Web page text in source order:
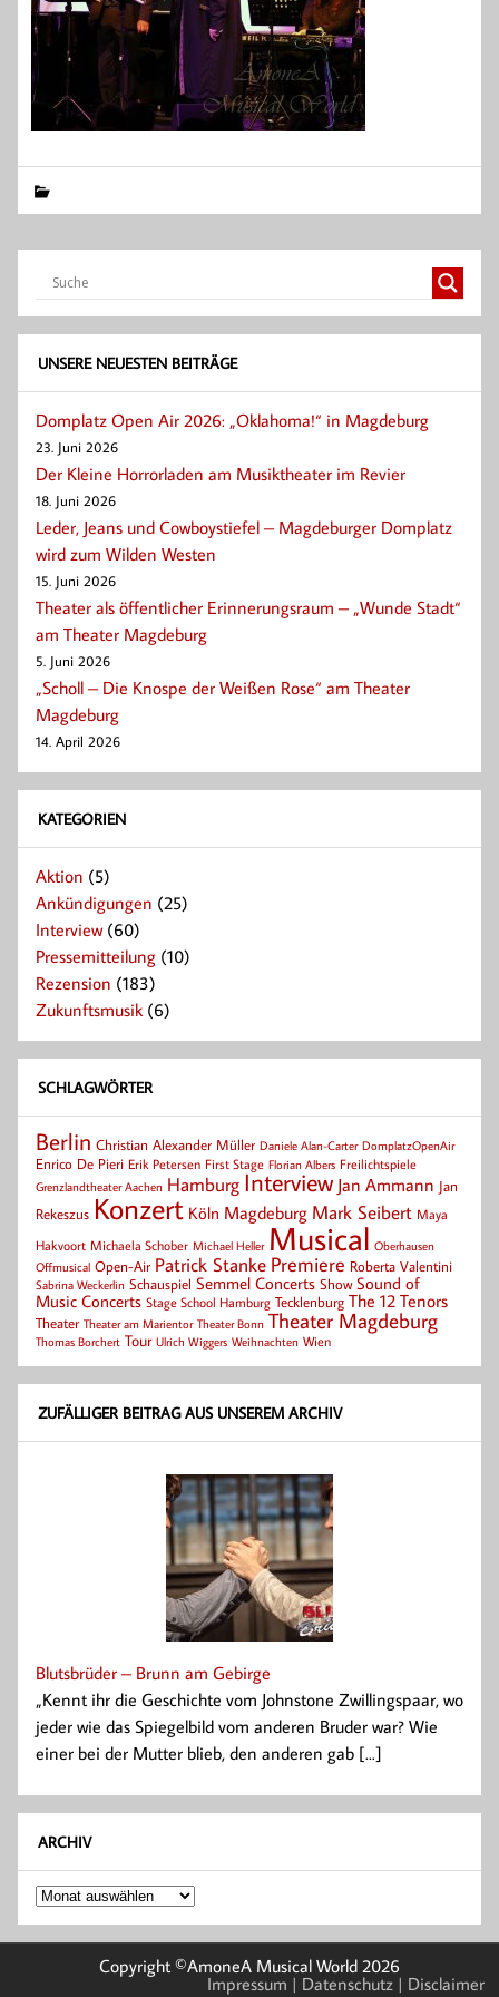
UNSERE NEUESTEN BEITRÄGE
Domplatz Open Air 2026: „Oklahoma!“ in Magdeburg
23. Juni 2026
Der Kleine Horrorladen am Musiktheater im Revier
18. Juni 2026
Leder, Jeans und Cowboystiefel – Magdeburger Domplatz
wird zum Wilden Westen
15. Juni 2026
Theater als öffentlicher Erinnerungsraum – „Wunde Stadt“
am Theater Magdeburg
5. Juni 2026
„Scholl – Die Knospe der Weißen Rose“ am Theater
Magdeburg
14. April 2026
KATEGORIEN
Aktion (5)
Ankündigungen (25)
Interview(60)
Pressemitteilung (10)
Rezension (183)
Zukunftsmusik (6)
SCHLAGWÖRTER
Berlin Christian Alexander Müller Daniele Alan-Carter DomplatzOpenAir
Enrico De Pieri Erik Petersen First Stage Florian Albers Freilichtspiele
Grenzlandtheater Aachen Hamburg Interview Jan Ammann Jan
Rekeszus Konzert Köln Magdeburg Mark Seibert Maya
Hakvoort Michaela Schober Michael Heller Musical Oberhausen
Offmusical Open-Air Patrick Stanke Premiere Roberta Valentini
Sabrina Weckerlin Schauspiel Semmel Concerts Show Sound of
Music Concerts Stage School Hamburg Tecklenburg The 12 Tenors
Theater Theater am Marientor Theater Bonn Theater Magdeburg
Thomas Borchert Tour Ulrich Wiggers Weihnachten Wien
ZUFÄLLIGER BEITRAG AUS UNSEREM ARCHIV
Blutsbrüder – Brunn am Gebirge
„Kennt ihr die Geschichte vom Johnstone Zwillingspaar, wo
jeder wie das Spiegelbild vom anderen Bruder war? Wie
einer bei der Mutter blieb, den anderen gab [...]
ARCHIV
Archiv
Copyright ©AmoneA Musical World 2026
Impressum | Datenschutz | Disclaimer